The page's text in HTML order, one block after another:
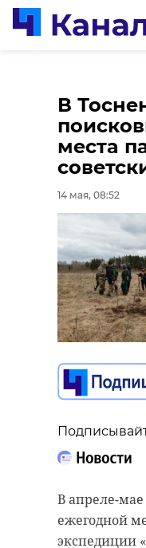
В
места
14 мая, 08:52
В апреле-мае
ежегодной
экспедиции
Во вторник,
В
закупка
искусств
14 мая, 07:15
В поселке
район